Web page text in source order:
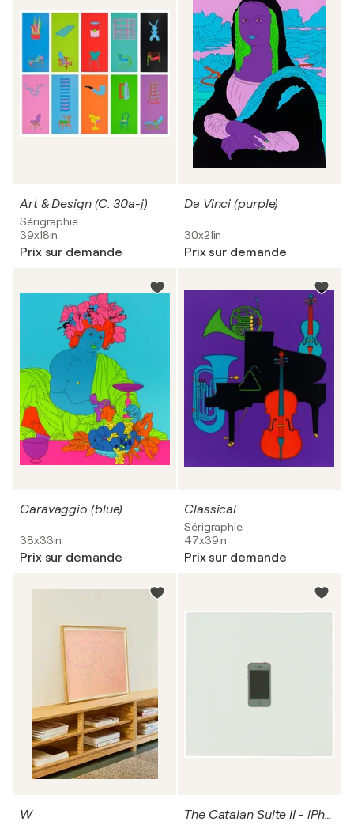
Art & Design (C. 30a-j)
Sérigraphie
39x18in
Prix sur demande
Da Vinci (purple)
30x21in
Prix sur demande
Caravaggio (blue)
38x33in
Prix sur demande
Classical
Sérigraphie
47x39in
Prix sur demande
W The Catalan Suite II - iPhone